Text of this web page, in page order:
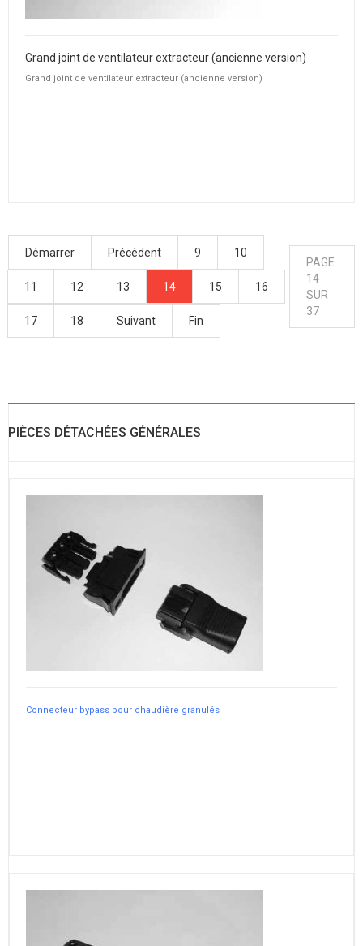
Grand joint de ventilateur extracteur (ancienne version)
Grand joint de ventilateur extracteur (ancienne version)
Démarrer Précédent 9 10
11 12 13 14 15 16
17 18 Suivant Fin
PAGE
14
SUR
37
PIÈCES DÉTACHÉES GÉNÉRALES
Connecteur bypass pour chaudière granulés